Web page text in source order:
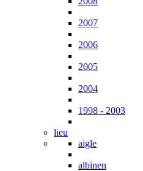
2007
2006
2005
2004
1998 - 2003
lieu
aigle
albinen